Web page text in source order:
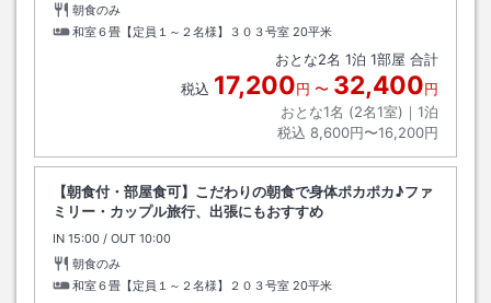
朝食のみ
和室６畳【定員１～２名様】３０３号室 20平米
おとな2名 1泊 1部屋 合計
税込 17,200円 〜 32,400円
おとな1名 (2名1室)｜ 1泊
税込 8,600円〜16,200円
【朝食付・部屋食可】こだわりの朝食で身体ポカポカ♪ファ
ミリー・カップル旅行、出張にもおすすめ
IN チェックイン
15:00 / OUT チェックアウト
10:00
朝食のみ
和室６畳【定員１～２名様】２０３号室 20平米